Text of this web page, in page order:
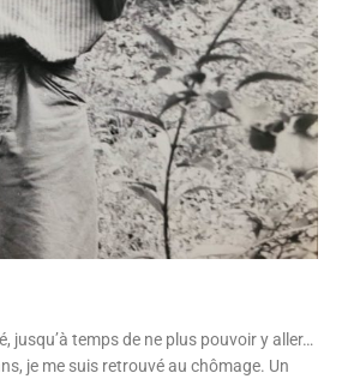
jusqu’à temps de ne plus pouvoir y aller…
je me suis retrouvé au chômage. Un